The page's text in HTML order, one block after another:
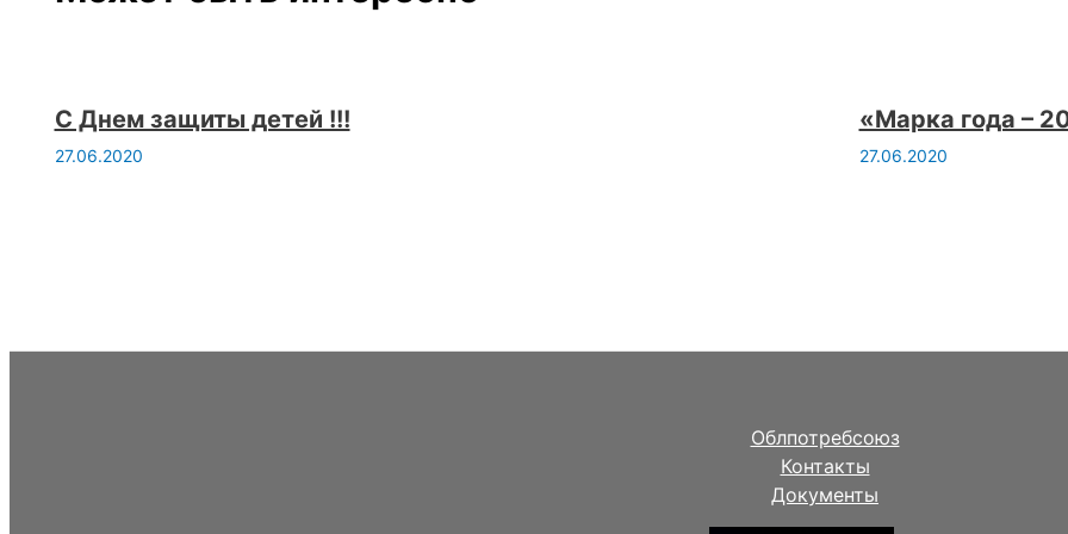
С Днем защиты детей !!!
27.06.2020
«Марка года –
27.06.2020
Облпотребсоюз
Контакты
Документы